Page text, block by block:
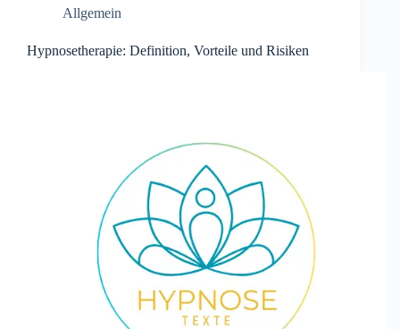
Allgemein
Hypnosetherapie: Definition, Vorteile und Risiken